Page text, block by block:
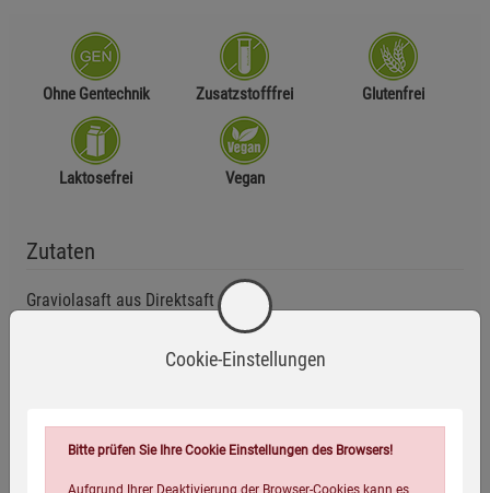
Ohne Gentechnik Zusatzstofffrei Glutenfrei
Laktosefrei Vegan
Zutaten
Graviolasaft aus Direktsaft
Anwendungsempfehlung
oder mit Wasser verdünnt – idealerweise vor den Mahlzeiten.
Cookie-Einstellungen
Bitte prüfen Sie Ihre Cookie Einstellungen des Browsers!